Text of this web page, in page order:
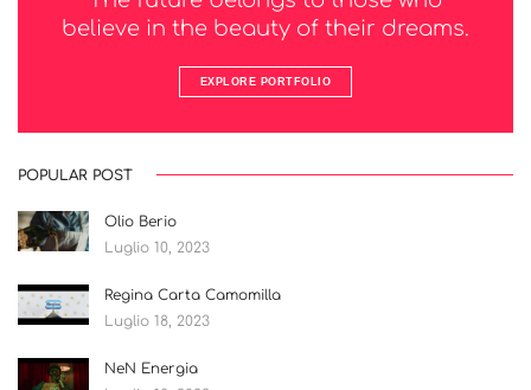
believe in the beauty of their dreams.
EXPLORE PORTFOLIO
POPULAR POST
Olio Berio
Luglio 10, 2023
Regina Carta Camomilla
Luglio 18, 2023
NeN Energia